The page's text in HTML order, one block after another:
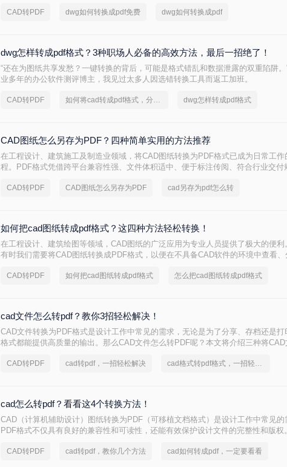
20+方案，排除WPS、命令行、迅捷等工具，只聚焦真正免费、有效、安全的路径
CAD转PDF dwg如何转换成pdf免费 dwg如何转换成pdf
dwg怎样转成pdf格式？3种职场人必备的高效方法，最后一招绝了！
“还在为图纸共享发愁？一键转换的背后，可能是格式错乱和数据泄露的双重陷阱。
业多年的办公软件测评博主，我见过太多人因选错转换工具而返工加班。
CAD转PDF 如何将cad转成pdf格式，分享一种简单的方法 dwg怎样转成pdf格式
CAD图纸怎么另存为PDF？四种简单实用的方法推荐
在工程设计、建筑施工及制造业领域，将CAD图纸转换为PDF格式已成为日常工作
程。PDF格式凭借跨平台兼容性强、文件体积适中、便于标注传阅、符合行业交付
CAD转PDF CAD图纸怎么另存为PDF cad另存为pdf怎么转
如何把cad图纸转成pdf格式？这四种方法轻松转换！
在工程设计、建筑绘图等领域，CAD图纸的广泛应用为专业人员提供了极大的便利
有时我们需要将CAD图纸转换成PDF格式，以便在不具备CAD软件的环境中查看、
如何把cad图纸转成pdf格式呢？本文将介绍四种将CAD图纸转换成PDF格式的实用
CAD转PDF 如何把cad图纸转成pdf格式 怎么把cad图纸转成pdf格式
cad文件怎么转pdf？教你3招轻松解决！
CAD文件转换为PDF格式是设计工作中常见的需求，无论是为了分享、存档还是打
格式都能提供高质量的输出。那么CAD文件怎么转PDF呢？本文将介绍三种将CAD
CAD转PDF cad转pdf，一招轻松解决 cad格式转pdf格式，一招轻松解决
cad怎么转pdf？看看这4个转换方法！
CAD（计算机辅助设计）图纸转换为PDF（可移植文档格式）是设计工作中常见的
PDF格式不仅具有良好的兼容性和可读性，还能有效保护设计文件的完整性和版权
CAD转PDF cad转pdf，教你几个方法 cad如何转成pdf，一定要看看